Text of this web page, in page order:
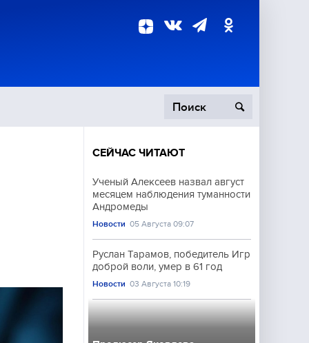
СЕЙЧАС ЧИТАЮТ
Ученый Алексеев назвал август
месяцем наблюдения туманности
Андромеды
Новости 05 Августа 09:07
Руслан Тарамов, победитель Игр
доброй воли, умер в 61 год
Новости 03 Августа 10:19